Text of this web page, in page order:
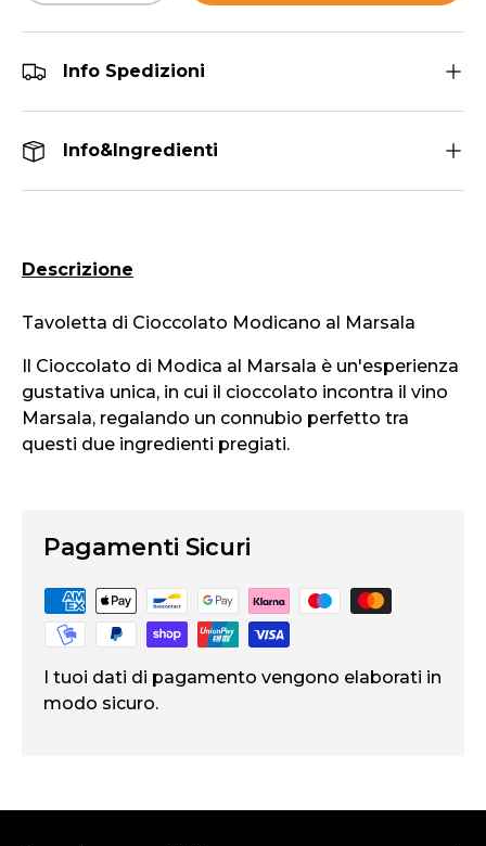
Info Spedizioni
Info&Ingredienti
Descrizione
Tavoletta di Cioccolato Modicano al Marsala
Il Cioccolato di Modica al Marsala è un'esperienza
gustativa unica, in cui il cioccolato incontra il vino
Marsala, regalando un connubio perfetto tra
questi due ingredienti pregiati.
Pagamenti Sicuri
I tuoi dati di pagamento vengono elaborati in
modo sicuro.